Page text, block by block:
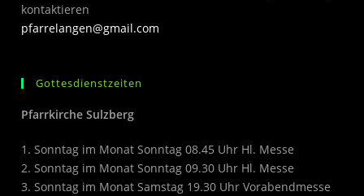
kontaktieren
pfarrelangen@gmail.com
Gottesdienstzeiten
Pfarrkirche Sulzberg
1. Sonntag im Monat Sonntag 08.45 Uhr Hl. Messe
2. Sonntag im Monat Sonntag 09.30 Uhr Hl. Messe
3. Sonntag im Monat Samstag 19.30 Uhr Vorabendmesse